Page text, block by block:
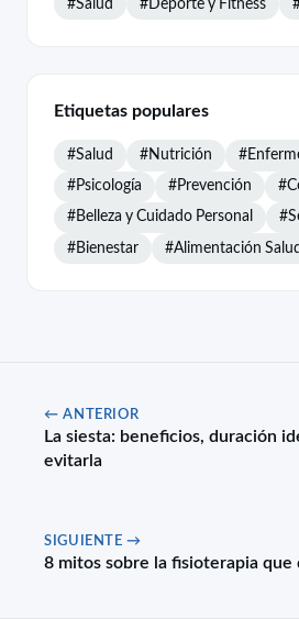
#Salud #Deporte y Fitness
Etiquetas populares
#Salud #Nutrición
#Psicología #Prevención
#Belleza y Cuidado Personal
#Bienestar #Alimentación
← ANTERIOR
La siesta: beneficios, duración
evitarla
SIGUIENTE →
8 mitos sobre la fisioterapia que